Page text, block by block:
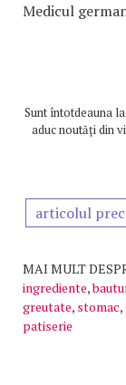
Medicul
Sunt întotdeauna
aduc noutăți din
articolul
MAI MULT
ingrediente,
greutate, stomac,
patiserie